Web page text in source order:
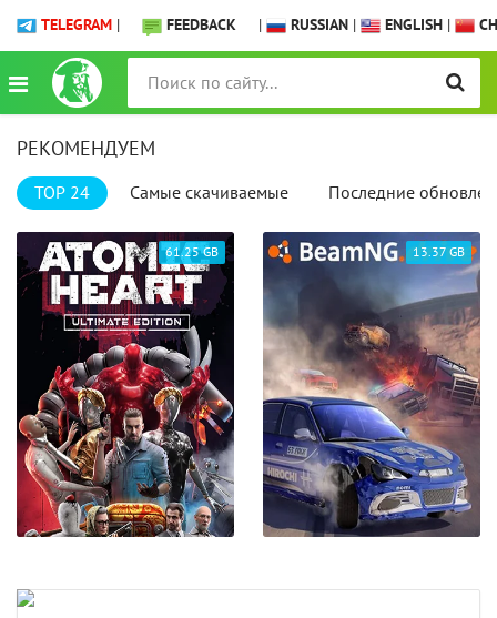
TELEGRAM | FEEDBACK | RUSSIAN | ENGLISH |
РЕКОМЕНДУЕМ
TOP 24 Самые скачиваемые Последние
61.25 GB 13.37 GB